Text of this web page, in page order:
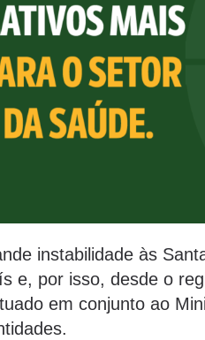
instabilidade às
e, por isso, desde o
em conjunto ao